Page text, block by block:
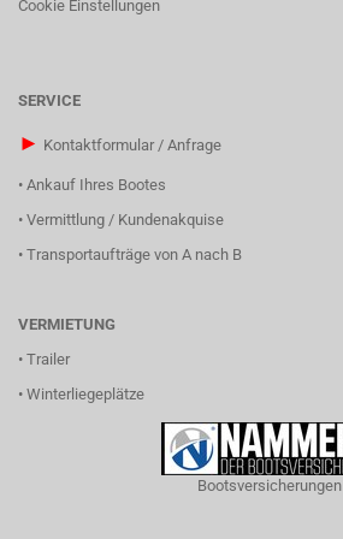
Cookie Einstellungen
SERVICE
► Kontaktformular / Anfrage
• Ankauf Ihres Bootes
• Vermittlung / Kundenakquise
• Transportaufträge von A nach B
VERMIETUNG
• Trailer
• Winterliegeplätze
Bootsversicherungen